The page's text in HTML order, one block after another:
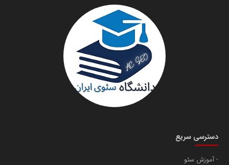
دانشگاه سئوی ایران
سازمان صنعت،معدن و تجارت
مریم حاج نوروز نظری
دسترسی سریع
آموزش سئو